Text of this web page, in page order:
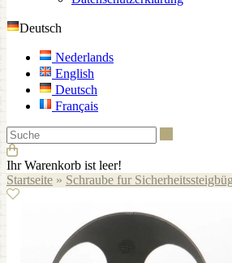
Deutsch
Nederlands
English
Deutsch
Français
Ihr Warenkorb ist leer!
Startseite » Schraube fur